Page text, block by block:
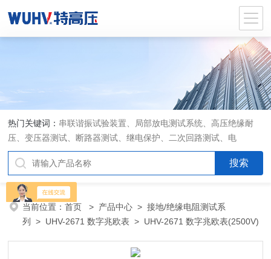
热门关键词： 串联谐振试验装置、局部放电测试系统、高压绝缘耐
压、变压器测试、断路器测试、继电保护、二次回路测试、电
当前位置：首页 > 产品中心 >接地/绝缘电阻测试系
列
> UHV-2671 数字兆欧表 > UHV-2671 数字兆欧表(2500V)